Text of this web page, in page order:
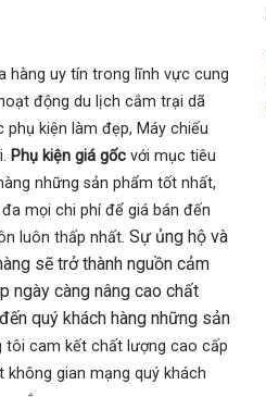
hàng uy tín trong lĩnh vực cung
động du lịch cắm trại dã
kiện làm đẹp, Máy chiếu
Phụ kiện giá gốc với mục tiêu
những sản phẩm tốt nhất,
mọi chi phí để giá bán đến
luôn thấp nhất. Sự ủng hộ và
sẽ trở thành nguồn cảm
ngày càng nâng cao chất
quý khách hàng những sản
tôi cam kết chất lượng cao cấp
không gian mạng quý khách